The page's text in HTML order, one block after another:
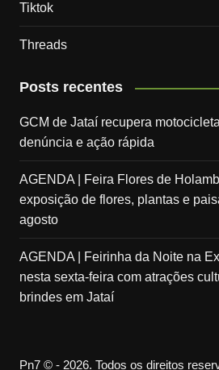
Tiktok
Threads
Posts recentes
GCM de Jataí recupera
denúncia e ação rápida
AGENDA | Feira Flores de
exposição de flores, plantas e
agosto
AGENDA | Feirinha da Noite na
nesta sexta-feira com atrações
brindes em Jataí
Pn7 © - 2026. Todos os direitos